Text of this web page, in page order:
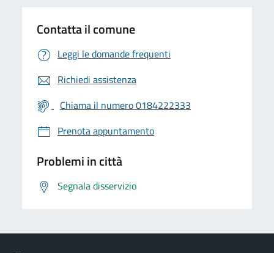
Contatta il comune
Leggi le domande frequenti
Richiedi assistenza
Chiama il numero 0184222333
Prenota appuntamento
Problemi in città
Segnala disservizio